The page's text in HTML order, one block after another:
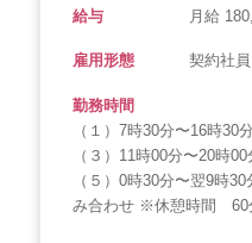
給与 月給
雇用形態 契約社員
勤務時間
（１）7時30分〜16時30
（３）11時00分〜20時
（５）0時30分〜翌9時
み合わせ ※休憩時間 60